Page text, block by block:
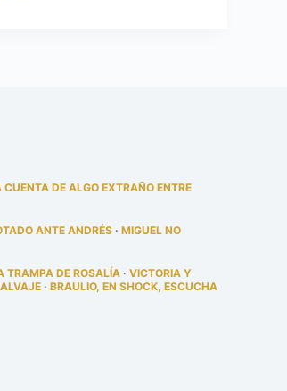
CUENTA DE ALGO EXTRAÑO ENTRE
ANTE ANDRÉS ·MIGUEL NO
TRAMPA DE ROSALÍA ·VICTORIA Y
·BRAULIO, EN SHOCK, ESCUCHA